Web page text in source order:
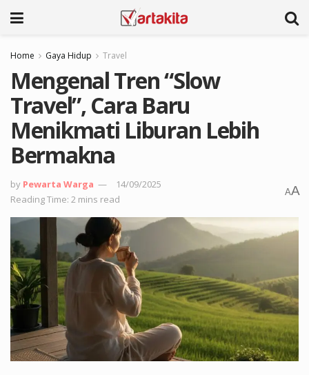
Home Gaya Hidup Travel
Mengenal Tren “Slow
Travel”, Cara Baru
Menikmati Liburan Lebih
Bermakna
by Pewarta Warga
14/09/2025
Reading Time: 2 mins read
AA